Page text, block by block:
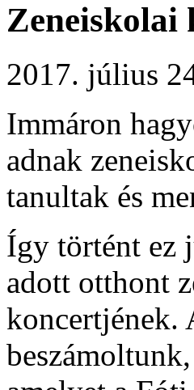
Zeneiskolai
2017. július
Immáron
adnak
tanultak és
Így történt ez
adott otthont
koncertjének.